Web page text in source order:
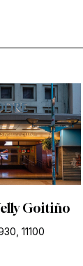
Goitiño
11100